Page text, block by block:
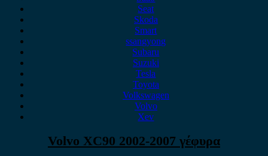
Seat
Skoda
Smart
ssangyong
Subaru
Suzuki
Tesla
Toyota
Volkswagen
Volvo
Xev
Volvo XC90 2002-2007 γέφυρα